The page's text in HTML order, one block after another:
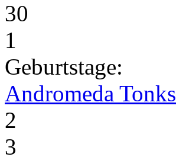
30
1
Geburtstage:
Andromeda Tonks
2
3